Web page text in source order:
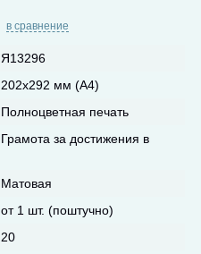
в сравнение
Я13296
202х292 мм (А4)
Полноцветная печать
Грамота за достижения в
Матовая
от 1 шт. (поштучно)
20